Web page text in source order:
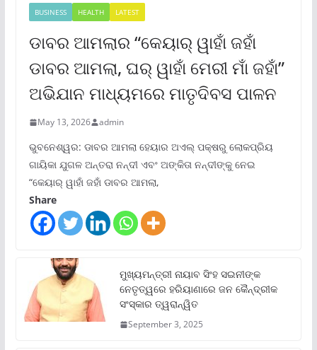
BUSINESS HEALTH LATEST
ଡାବର ଆମଲାର “କେୟାର୍ ୱାହାଁ ଜହାଁ
ଡାବର ଆମଲା, ଘର୍ ୱାହାଁ ମେରୀ ମାଁ ଜହାଁ”
ଅଭିଯାନ ମାଧ୍ୟମରେ ମାତୃଦିବସ ପାଳନ
May 13, 2026 admin
ଭୁବନେଶ୍ୱର: ଡାବର ଆମଲା ହେୟାର ଅଏଲ୍ ପକ୍ଷରୁ ଲୋକପ୍ରିୟ
ଗାୟିକା ଯୁଗଳ ଅନ୍ତରା ନନ୍ଦୀ ଏବଂ ଅଙ୍କିତା ନନ୍ଦୀଙ୍କୁ ନେଇ
“କେୟାର୍ ୱାହାଁ ଜହାଁ ଡାବର ଆମଲା,
Share
ମୁଖ୍ୟମନ୍ତ୍ରୀ ନାୟାବ ସିଂହ ସଇନୀଙ୍କ
ନେତୃତ୍ୱରେ ହରିୟାଣାରେ ଜନ କୈନ୍ଦ୍ରୀକ
ସଂସ୍କାର ତ୍ୱରାନ୍ୱିତ
September 3, 2025